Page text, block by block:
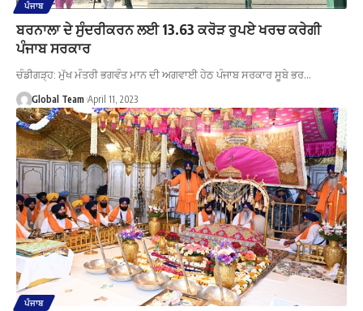
ਪੰਜਾਬ
ਬਰਨਾਲਾ ਦੇ ਸੁੰਦਰੀਕਰਨ ਲਈ 13.63 ਕਰੋੜ ਰੁਪਏ ਖਰਚ ਕਰੇਗੀ
ਪੰਜਾਬ ਸਰਕਾਰ
ਚੰਡੀਗੜ੍ਹ: ਮੁੱਖ ਮੰਤਰੀ ਭਗਵੰਤ ਮਾਨ ਦੀ ਅਗਵਾਈ ਹੇਠ ਪੰਜਾਬ ਸਰਕਾਰ ਸੂਬੇ ਭਰ…
Global Team April 11, 2023
ਪੰਜਾਬ